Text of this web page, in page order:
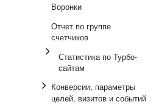
Воронки
Отчет по группе
счетчиков
Статистика по Турбо-
сайтам
Конверсии, параметры
целей, визитов и событий